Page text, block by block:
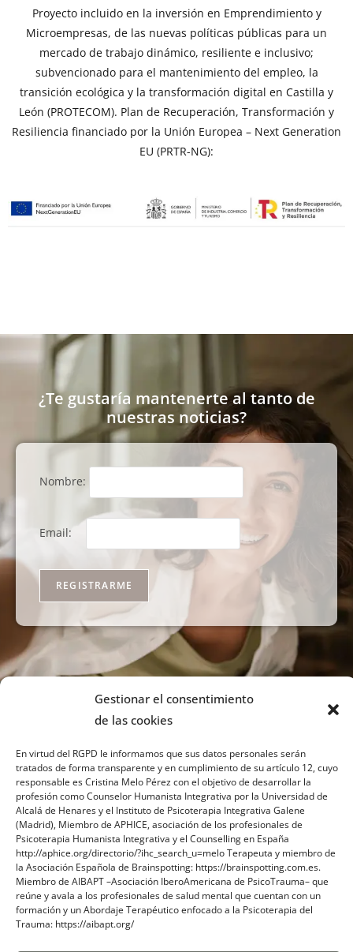
Gestionar el consentimiento
de las cookies
En virtud del RGPD le informamos que sus datos personales serán
tratados de forma transparente y en cumplimiento de su artículo 12, cuyo
responsable es Cristina Melo Pérez con el objetivo de desarrollar la
profesión como Counselor Humanista Integrativa por la Universidad de
Alcalá de Henares y el Instituto de Psicoterapia Integrativa Galene
(Madrid), Miembro de APHICE, asociación de los profesionales de
Psicoterapia Humanista Integrativa y el Counselling en España
http://aphice.org/directorio/?ihc_search_u=melo Terapeuta y miembro de
la Asociación Española de Brainspotting: https://brainspotting.com.es.
Miembro de AIBAPT –Asociación IberoAmericana de PsicoTrauma– que
reúne y avala a los profesionales de salud mental que cuentan con un
formación y un Abordaje Terapéutico enfocado a la Psicoterapia del
Trauma: https://aibapt.org/
Proyecto incluido en la inversión en Emprendimiento y
Microempresas, de las nuevas políticas públicas para un
mercado de trabajo dinámico, resiliente e inclusivo;
subvencionado para el mantenimiento del empleo, la
transición ecológica y la transformación digital en Castilla y
León (PROTECOM). Plan de Recuperación, Transformación y
Resiliencia financiado por la Unión Europea – Next Generation
EU (PRTR-NG):
¿Te gustaría mantenerte al tanto de
nuestras noticias?
Nombre:
Email:
Sobre mi
Contacto
Blog